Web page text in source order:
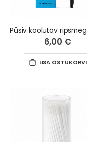
6,00 €
LISA OSTUKORVI